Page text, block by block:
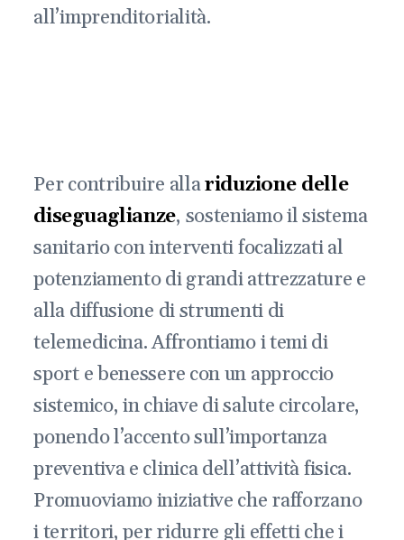
all’imprenditorialità.
Per contribuire allariduzione delle
diseguaglianze, sosteniamo il sistema
sanitario con interventi focalizzati al
potenziamento di grandi attrezzature e
alla diffusione di strumenti di
telemedicina. Affrontiamo i temi di
sport e benessere con un approccio
sistemico, in chiave di salute circolare,
ponendo l’accento sull’importanza
preventiva e clinica dell’attività fisica.
Promuoviamo iniziative che rafforzano
i territori, per ridurre gli effetti che i